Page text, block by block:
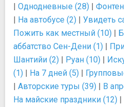
| Однодневные (28) |
| На автобусе (2) | Увидеть
Пожить как местный (10) |
аббатство Сен-Дени (1) |
Шантийи (2) | Руан (10) |
(1) | На 7 дней (5) |
| Авторские туры (39) | В
На майские праздники (12) |